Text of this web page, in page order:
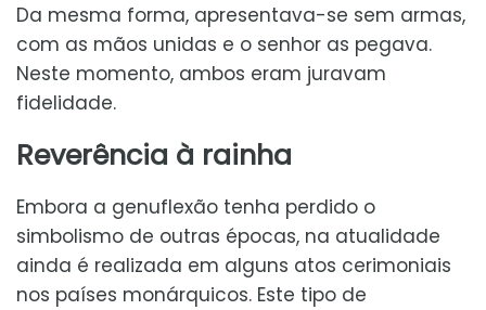
Da mesma forma, apresentava-se sem armas,
com as mãos unidas e o senhor as pegava.
Neste momento, ambos eram juravam
fidelidade.
Reverência à rainha
Embora a genuflexão tenha perdido o
simbolismo de outras épocas, na atualidade
ainda é realizada em alguns atos cerimoniais
nos países monárquicos. Este tipo de